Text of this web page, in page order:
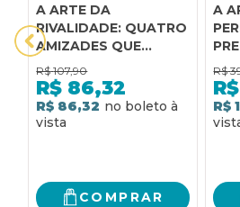
A ARTE DA
RIVALIDADE: QUATRO
AMIZADES QUE
MUDARAM A ARTE
MODERNA
R$ 107,90
R$ 86,32
R$ 86,32
COMPRAR
A
R$
R$
R$